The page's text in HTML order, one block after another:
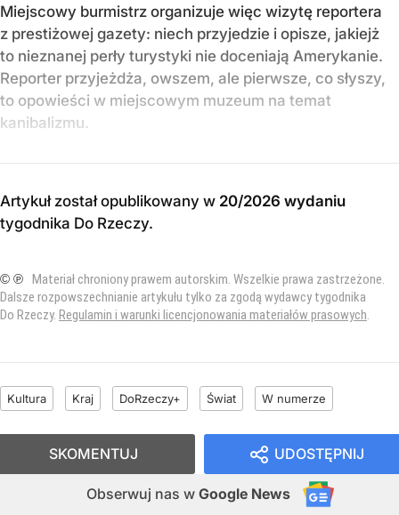
Miejscowy burmistrz organizuje więc wizytę reportera
z prestiżowej gazety: niech przyjedzie i opisze, jakiejż
to nieznanej perły turystyki nie doceniają Amerykanie.
Reporter przyjeżdża, owszem, ale pierwsze, co słyszy,
to opowieści w miejscowym muzeum na temat
kanibalizmu.
Artykuł został opublikowany w 20/2026 wydaniu
tygodnika Do Rzeczy.
© ℗ Materiał chroniony prawem autorskim. Wszelkie prawa zastrzeżone.
Dalsze rozpowszechnianie artykułu tylko za zgodą wydawcy tygodnika
Do Rzeczy. Regulamin i warunki licencjonowania materiałów prasowych.
Kultura Kraj DoRzeczy+ Świat W numerze
UDOSTĘPNIJ
Obserwuj nas w Google News
SKOMENTUJ